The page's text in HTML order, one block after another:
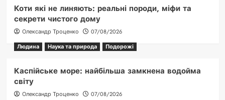
Коти які не линяють: реальні породи, міфи та
секрети чистого дому
Олександр Троценко
07/08/2026
Людина
Наука та природа Подорожі
Каспійське море: найбільша замкнена водойма
світу
Олександр Троценко
07/08/2026